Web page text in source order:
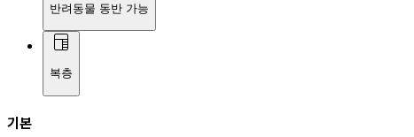
반려동물 동반 가능
복층
기본